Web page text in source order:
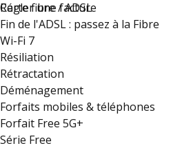
Régler une facture
Carte fibre / ADSL
Fin de l'ADSL : passez à la Fibre
Wi-Fi 7
Résiliation
Rétractation
Déménagement
Forfaits mobiles & téléphones
Forfait Free 5G+
Série Free